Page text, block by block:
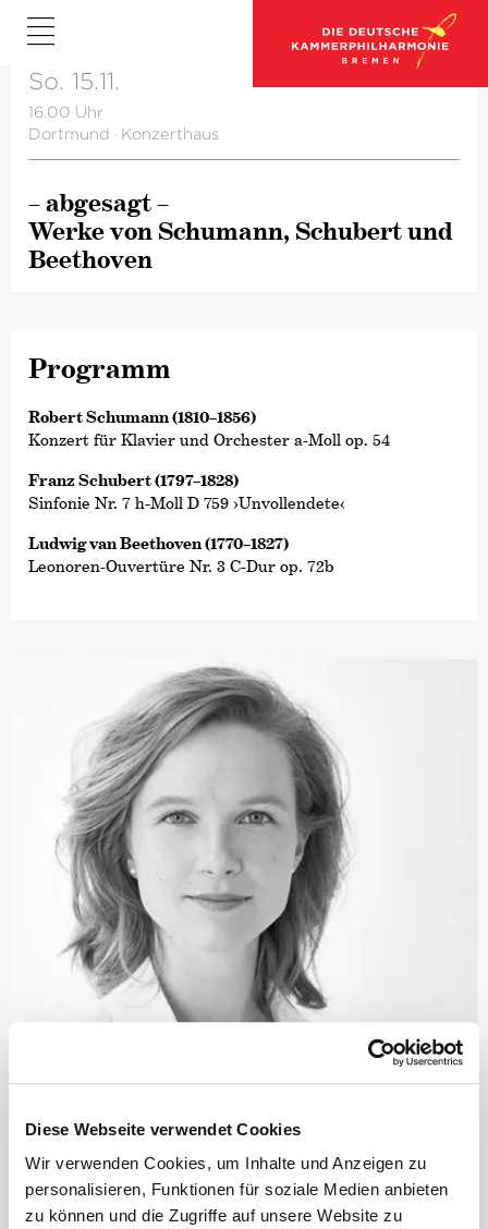
Diese Webseite verwendet Cookies
Wir verwenden Cookies, um Inhalte und Anzeigen zu
personalisieren, Funktionen für soziale Medien anbieten
zu können und die Zugriffe auf unsere Website zu
So. 15.11.
16.00 Uhr
Dortmund · Konzerthaus
– abgesagt –
Werke von Schumann, Schubert und
Beethoven
Programm
Robert Schumann (1810–1856)
Konzert für Klavier und Orchester a-Moll op. 54
Franz Schubert (1797–1828)
Sinfonie Nr. 7 h-Moll D 759 ›Unvollendete‹
Ludwig van Beethoven (1770–1827)
Leonoren-Ouvertüre Nr. 3 C-Dur op. 72b
Dirigentin
Mirga Gražinytė-Tyla